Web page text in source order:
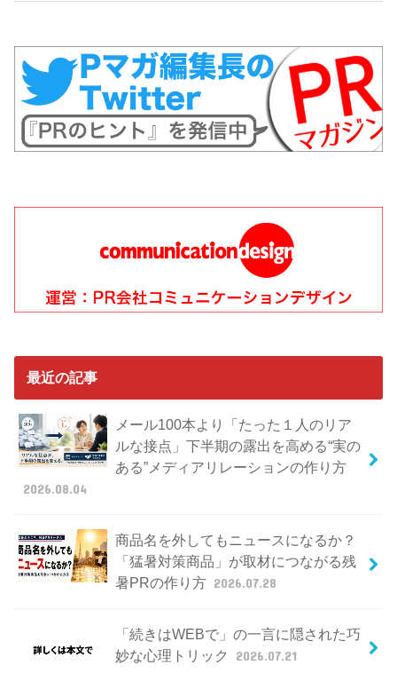
最近の記事
メール100本より「たった１人のリア
ルな接点」下半期の露出を高める“実の
ある”メディアリレーションの作り方
2026.08.04
商品名を外してもニュースになるか？
「猛暑対策商品」が取材につながる残
暑PRの作り方 2026.07.28
「続きはWEBで」の一言に隠された巧
妙な心理トリック
2026.07.21